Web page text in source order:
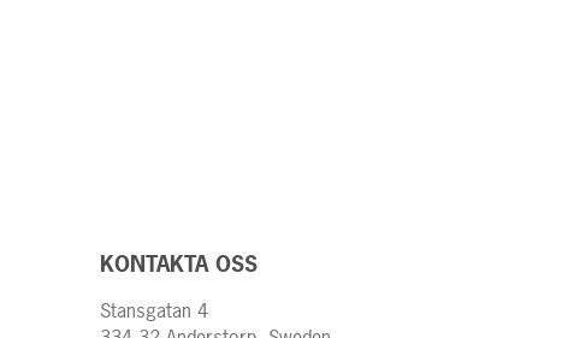
KONTAKTA OSS
Stansgatan 4